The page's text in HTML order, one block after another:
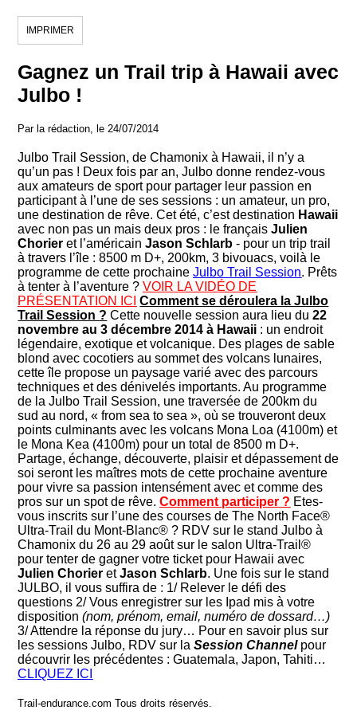
IMPRIMER
Gagnez un Trail trip à Hawaii avec
Julbo !
Par la rédaction, le 24/07/2014
Julbo Trail Session, de Chamonix à Hawaii, il n’y a
qu’un pas ! Deux fois par an, Julbo donne rendez-vous
aux amateurs de sport pour partager leur passion en
participant à l’une de ses sessions : un amateur, un pro,
une destination de rêve. Cet été, c’est destination Hawaii
avec non pas un mais deux pros : le françaisJulien
Chorier et l’américain Jason Schlarb - pour un trip trail
à travers l’île : 8500 m D+, 200km, 3 bivouacs, voilà le
programme de cette prochaineJulbo Trail Session. Prêts
à tenter à l’aventure ?VOIR LA VIDÉO DE
PRÉSENTATION ICI Comment se déroulera la Julbo
Trail Session ? Cette nouvelle session aura lieu du22
novembre au 3 décembre 2014 à Hawaii : un endroit
légendaire, exotique et volcanique. Des plages de sable
blond avec cocotiers au sommet des volcans lunaires,
cette île propose un paysage varié avec des parcours
techniques et des dénivelés importants. Au programme
de la Julbo Trail Session, une traversée de 200km du
sud au nord, « from sea to sea », où se trouveront deux
points culminants avec les volcans Mona Loa (4100m) et
le Mona Kea (4100m) pour un total de 8500 m D+.
Partage, échange, découverte, plaisir et dépassement de
soi seront les maîtres mots de cette prochaine aventure
pour vivre sa passion intensément avec et comme des
pros sur un spot de rêve.Comment participer ? Etes-
vous inscrits sur l’une des courses de The North Face®
Ultra-Trail du Mont-Blanc® ? RDV sur le stand Julbo à
Chamonix du 26 au 29 août sur le salon Ultra-Trail®
pour tenter de gagner votre ticket pour Hawaii avec
Julien Chorier etJason Schlarb. Une fois sur le stand
JULBO, il vous suffira de : 1/ Relever le défi des
questions 2/ Vous enregistrer sur les Ipad mis à votre
disposition(nom, prénom, email, numéro de dossard…)
3/ Attendre la réponse du jury… Pour en savoir plus sur
les sessions Julbo, RDV sur laSession Channelpour
découvrir les précédentes : Guatemala, Japon, Tahiti…
CLIQUEZ ICI
Trail-endurance.com Tous droits réservés.